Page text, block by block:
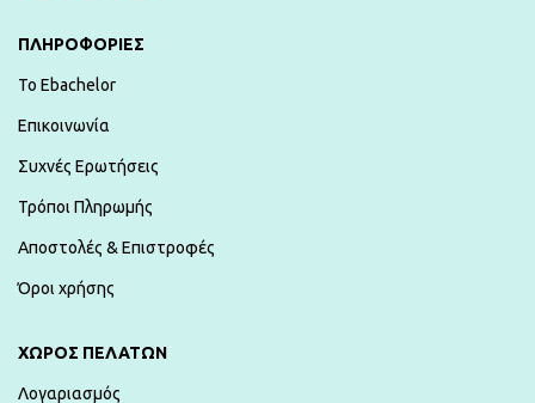
ΠΛΗΡΟΦΟΡΙΕΣ
To Ebachelor
Επικοινωνία
Συχνές Ερωτήσεις
Τρόποι Πληρωμής
Αποστολές & Επιστροφές
Όροι χρήσης
ΧΏΡΟΣ ΠΕΛΑΤΏΝ
Λογαριασμός